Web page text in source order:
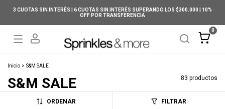
3 CUOTAS SIN INTERÉS | 6 CUOTAS SIN INTERÉS SUPERANDO LOS $300.000 | 10%
OFF POR TRANSFERENCIA
0
Inicio > S&M SALE
S&M SALE 83 productos
ORDENAR FILTRAR